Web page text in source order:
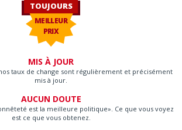
TOUJOURS
MEILLEUR
PRIX
MIS À JOUR
taux de change sont régulièrement et précisément
mis à jour.
AUCUN DOUTE
est la meilleure politique». Ce que vous voyez
est ce que vous obtenez.